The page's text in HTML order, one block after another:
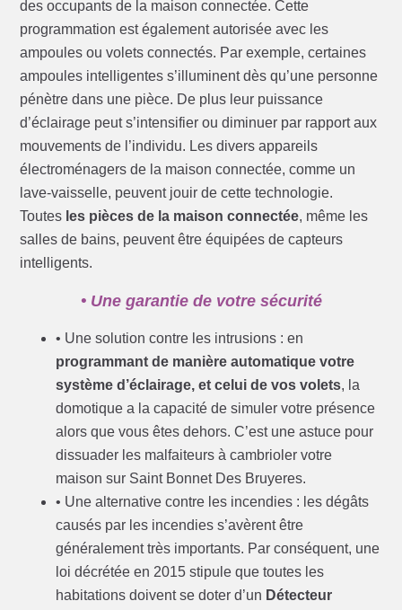
des occupants de la maison connectée. Cette
programmation est également autorisée avec les
ampoules ou volets connectés. Par exemple, certaines
ampoules intelligentes s’illuminent dès qu’une personne
pénètre dans une pièce. De plus leur puissance
d’éclairage peut s’intensifier ou diminuer par rapport aux
mouvements de l’individu. Les divers appareils
électroménagers de la maison connectée, comme un
lave-vaisselle, peuvent jouir de cette technologie.
Toutes les pièces de la maison connectée, même les
salles de bains, peuvent être équipées de capteurs
intelligents.
• Une garantie de votre sécurité
• Une solution contre les intrusions : en
programmant de manière automatique votre
système d’éclairage, et celui de vos volets, la
domotique a la capacité de simuler votre présence
alors que vous êtes dehors. C’est une astuce pour
dissuader les malfaiteurs à cambrioler votre
maison sur Saint Bonnet Des Bruyeres.
• Une alternative contre les incendies : les dégâts
causés par les incendies s’avèrent être
généralement très importants. Par conséquent, une
loi décrétée en 2015 stipule que toutes les
habitations doivent se doter d’un Détecteur